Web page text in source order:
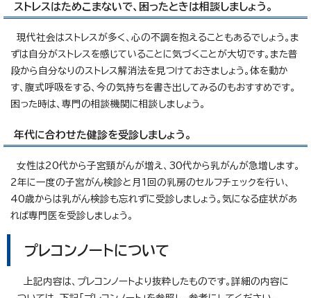
ストレスはためこまないで、困ったときは相談しましょう。
現代社会はストレスが多く、心の不調を抱えることもあるでしょう。ま
ずは自分がストレスを感じていることに気づくことが大切です。また普
段から自分なりのストレス解消法を見つけておきましょう。体を動か
す、腹式呼吸をする、今の気持ちを書き出してみるのもおすすめです。
困った時は、専門の相談機関に相談しましょう。
年代に合わせた健診を受診しましょう。
女性は20代から子宮頸がんが増え、30代から乳がんが急増します。
2年に一度の子宮がん検診と月1回の乳房のセルフチェックを行い、
40歳からは乳がん検診も忘れずに受診しましょう。気になる症状があ
れば専門医を受診しましょう。
プレコンノートについて
上記内容は、プレコンノートより抜粋したものです。詳細の内容に